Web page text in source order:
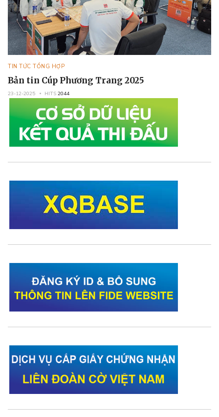
TIN TỨC TỔNG HỢP
Bản tin Cúp Phương Trang 2025
23-12-2025 HITS 2044